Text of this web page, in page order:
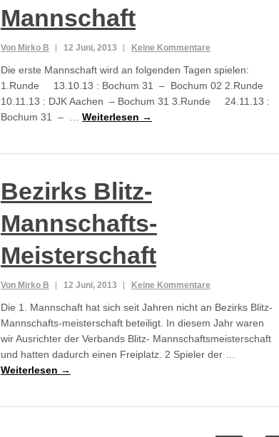
Mannschaft
Von Mirko B 12 Juni, 2013 Keine Kommentare
Die erste Mannschaft wird an folgenden Tagen spielen:
1.Runde 13.10.13 : Bochum 31 – Bochum 02 2.Runde
10.11.13 : DJK Aachen – Bochum 31 3.Runde 24.11.13 :
Bochum 31 – … Weiterlesen →
Bezirks Blitz-
Mannschafts-
Meisterschaft
Von Mirko B 12 Juni, 2013 Keine Kommentare
Die 1. Mannschaft hat sich seit Jahren nicht an Bezirks Blitz-
Mannschafts-meisterschaft beteiligt. In diesem Jahr waren
wir Ausrichter der Verbands Blitz- Mannschaftsmeisterschaft
und hatten dadurch einen Freiplatz. 2 Spieler der …
Weiterlesen →